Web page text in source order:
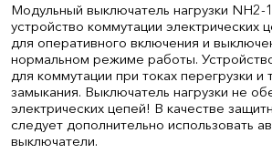
Модульный выключатель нагрузки
устройство коммутации электрических
для оперативного включения и
нормальном режиме работы.
для коммутации при токах перегрузки и
замыкания. Выключатель нагрузки не
электрических цепей! В качестве
следует дополнительно использовать
выключатели.